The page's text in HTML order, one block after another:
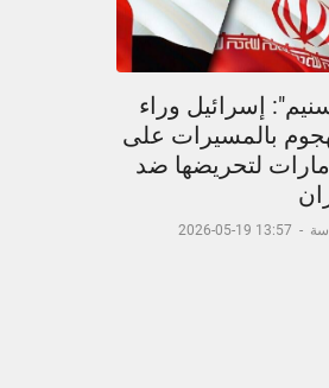
إسرائيل وراء
بالمسيرات على
لتحريضها ضد
-
13:57 19-05-2026